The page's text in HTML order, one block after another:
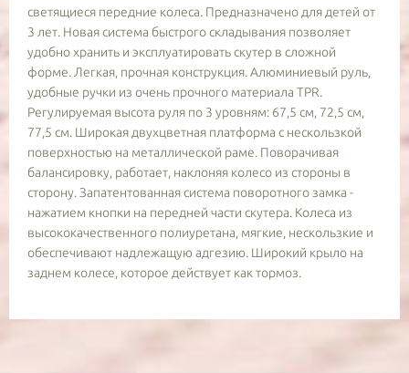
светящиеся передние колеса. Предназначено для детей от
3 лет. Новая система быстрого складывания позволяет
удобно хранить и эксплуатировать скутер в сложной
форме. Легкая, прочная конструкция. Алюминиевый руль,
удобные ручки из очень прочного материала TPR.
Регулируемая высота руля по 3 уровням: 67,5 см, 72,5 см,
77,5 см. Широкая двухцветная платформа с нескользкой
поверхностью на металлической раме. Поворачивая
балансировку, работает, наклоняя колесо из стороны в
сторону. Запатентованная система поворотного замка -
нажатием кнопки на передней части скутера. Колеса из
высококачественного полиуретана, мягкие, нескользкие и
обеспечивают надлежащую адгезию. Широкий крыло на
заднем колесе, которое действует как тормоз.